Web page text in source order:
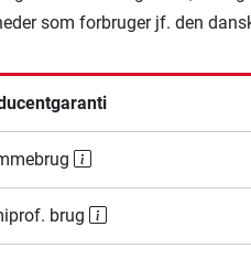
som forbruger jf. den
brug